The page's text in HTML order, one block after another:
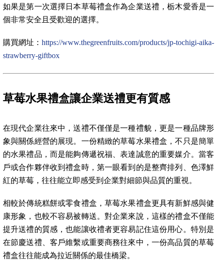
如果是第一次選擇日本草莓禮盒作為企業送禮，栃木愛香是一
個非常安全且受歡迎的選擇。
購買網址： https://www.thegreenfruits.com/products/jp-tochigi-aika-
strawberry-giftbox
草莓水果禮盒讓企業送禮更有質感
在現代企業往來中，送禮不僅僅是一種禮貌，更是一種品牌形
象與關係經營的展現。一份精緻的草莓水果禮盒，不只是簡單
的水果禮品，而是能夠傳遞祝福、表達誠意的重要媒介。當客
戶或合作夥伴收到禮盒時，第一眼看到的是整齊排列、色澤鮮
紅的草莓，往往能立即感受到企業對細節與品質的重視。
相較於傳統糕餅或零食禮盒，草莓水果禮盒更具有新鮮感與健
康形象，也較不容易被轉送。對企業來說，這樣的禮盒不僅能
提升送禮的質感，也能讓收禮者更容易記住這份用心。特別是
在節慶送禮、客戶維繫或重要商務往來中，一份高品質的草莓
禮盒往往能成為拉近關係的最佳橋梁。